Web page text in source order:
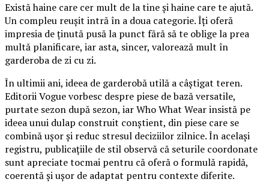
Există haine care cer mult de la tine și haine care te ajută.
Un compleu reușit intră în a doua categorie. Îți oferă
impresia de ținută pusă la punct fără să te oblige la prea
multă planificare, iar asta, sincer, valorează mult în
garderoba de zi cu zi.
În ultimii ani, ideea de garderobă utilă a câștigat teren.
Editorii Vogue vorbesc despre piese de bază versatile,
purtate sezon după sezon, iar Who What Wear insistă pe
ideea unui dulap construit conștient, din piese care se
combină ușor și reduc stresul deciziilor zilnice. În același
registru, publicațiile de stil observă că seturile coordonate
sunt apreciate tocmai pentru că oferă o formulă rapidă,
coerentă și ușor de adaptat pentru contexte diferite.